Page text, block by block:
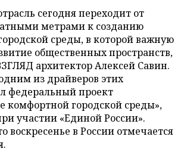
сегодня переходит от
метрами к созданию
среды, в которой важную
общественных пространств,
архитектор Алексей Савин.
из драйверов этих
федеральный проект
комфортной городской среды»,
участии «Единой России».
воскресенье в России отмечается